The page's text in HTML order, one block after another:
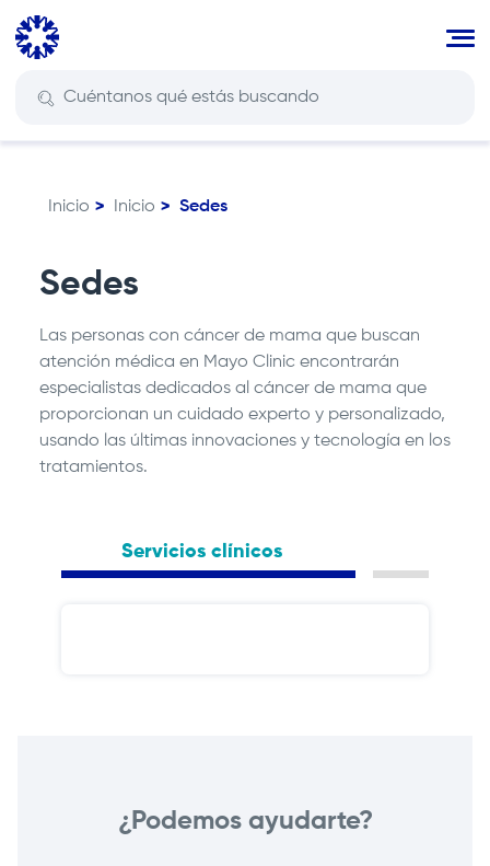
Pasar
principal
navegación
Inicio Inicio Sedes
Sedes
Las personas con cáncer de mama que buscan
atención médica en Mayo Clinic encontrarán
especialistas dedicados al cáncer de mama que
proporcionan un cuidado experto y personalizado,
usando las últimas innovaciones y tecnología en los
tratamientos.
Servicios clínicos
¿Podemos ayudarte?